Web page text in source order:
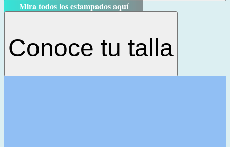
Mira todos los estampados aquí
Conoce tu talla